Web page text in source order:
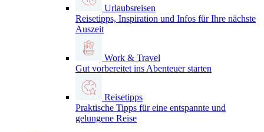
Urlaubsreisen
Reisetipps, Inspiration und Infos für Ihre nächste
Auszeit
Work & Travel
Gut vorbereitet ins Abenteuer starten
Reisetipps
Praktische Tipps für eine entspannte und
gelungene Reise